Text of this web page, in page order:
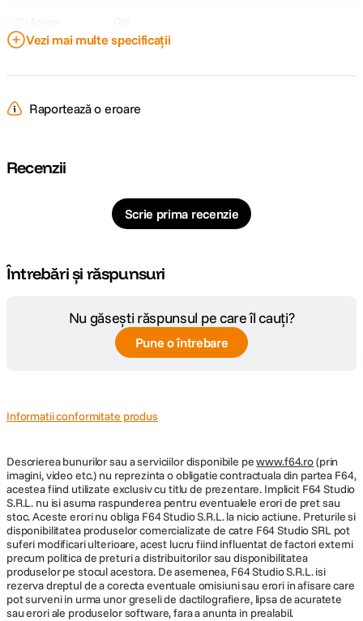
Raspuns in
47 Hz – 25 kHz (-6 dB) 54 Hz – 20 kHz (±2
Impedanta
nominala
-6 dBu (ajustabil continuu)
Da
Putere
recomandata
100 W total (2 x 50 W – Class-D)
Putere RMS 100 W (50 W HF + 50 W LF)
Frecventa
crossover
3 kHz
Vezi mai multe specificații
Raportează o eroare
Recenzii
Scrie prima recenzie
Întrebări și răspunsuri
Nu găsești răspunsul pe care îl cauți?
Pune o întrebare
Informatii conformitate produs
Descrierea bunurilor sau a serviciilor disponibile pewww.f64.ro(prin
imagini, video etc.) nu reprezinta o obligatie contractuala din partea F64,
acestea fiind utilizate exclusiv cu titlu de prezentare. Implicit F64 Studio
S.R.L. nu isi asuma raspunderea pentru eventualele erori de pret sau
stoc. Aceste erori nu obliga F64 Studio S.R.L. la nicio actiune. Preturile si
disponibilitatea produselor comercializate de catre F64 Studio SRL pot
suferi modificari ulterioare, acest lucru fiind influentat de factori externi
precum politica de preturi a distribuitorilor sau disponibilitatea
produselor pe stocul acestora. De asemenea, F64 Studio S.R.L. isi
rezerva dreptul de a corecta eventuale omisiuni sau erori in afisare care
pot surveni in urma unor greseli de dactilografiere, lipsa de acuratete
sau erori ale produselor software, fara a anunta in prealabil.